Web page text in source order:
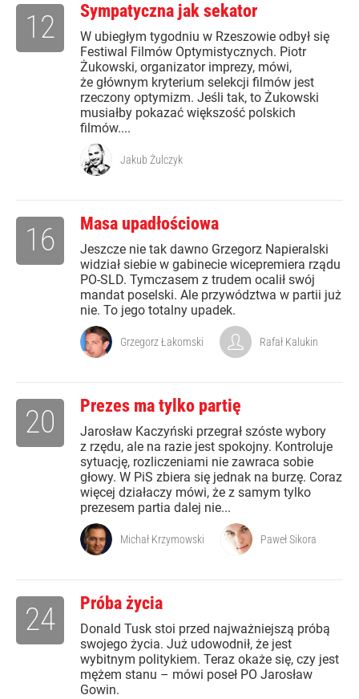
Sympatyczna jak sekator
W ubiegłym tygodniu w Rzeszowie odbył się
Festiwal Filmów Optymistycznych. Piotr
Żukowski, organizator imprezy, mówi,
że głównym kryterium selekcji filmów jest
rzeczony optymizm. Jeśli tak, to Żukowski
musiałby pokazać większość polskich
filmów....
12
Jakub Żulczyk
Masa upadłościowa
Jeszcze nie tak dawno Grzegorz Napieralski
widział siebie w gabinecie wicepremiera rządu
PO-SLD. Tymczasem z trudem ocalił swój
mandat poselski. Ale przywództwa w partii już
nie. To jego totalny upadek.
16
Grzegorz Łakomski Rafał Kalukin
Prezes ma tylko partię
Jarosław Kaczyński przegrał szóste wybory
z rzędu, ale na razie jest spokojny. Kontroluje
sytuację, rozliczeniami nie zawraca sobie
głowy. W PiS zbiera się jednak na burzę. Coraz
więcej działaczy mówi, że z samym tylko
prezesem partia dalej nie...
20
Michał Krzymowski Paweł Sikora
Próba życia
Donald Tusk stoi przed najważniejszą próbą
swojego życia. Już udowodnił, że jest
wybitnym politykiem. Teraz okaże się, czy jest
mężem stanu – mówi poseł PO Jarosław
Gowin.
24